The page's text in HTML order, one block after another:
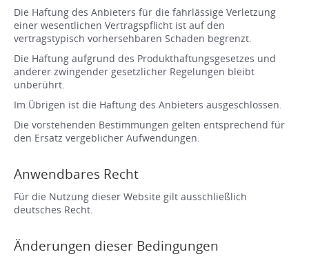
Die Haftung des Anbieters für die fahrlässige Verletzung
einer wesentlichen Vertragspflicht ist auf den
vertragstypisch vorhersehbaren Schaden begrenzt.
Die Haftung aufgrund des Produkthaftungsgesetzes und
anderer zwingender gesetzlicher Regelungen bleibt
unberührt.
Im Übrigen ist die Haftung des Anbieters ausgeschlossen.
Die vorstehenden Bestimmungen gelten entsprechend für
den Ersatz vergeblicher Aufwendungen.
Anwendbares Recht
Für die Nutzung dieser Website gilt ausschließlich
deutsches Recht.
Änderungen dieser Bedingungen